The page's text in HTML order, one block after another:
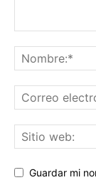
Guardar mi